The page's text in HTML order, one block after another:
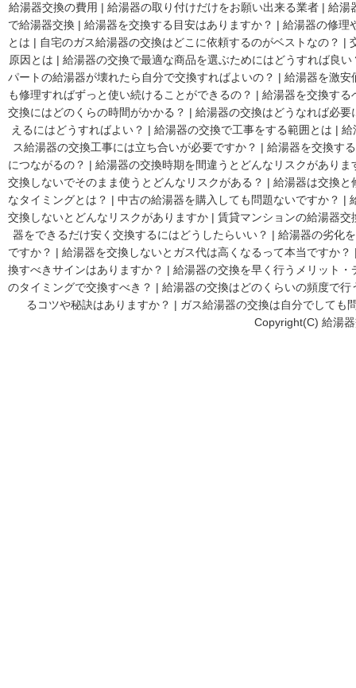
給湯器交換の費用 | 給湯器の取り付けだけをお願い出来る業者 | 給湯
で給湯器交換 | 給湯器を交換する目安はありますか？ | 給湯器の修理
とは | 自宅のガス給湯器の交換はどこに依頼するのがベストなの？ |
原因とは | 給湯器の交換で最適な商品を選ぶためにはどうすれば良い
パートの給湯器が壊れたら自分で交換すればよいの？ | 給湯器を激安
も修理すればずっと使い続けることができるの？ | 給湯器を交換する
交換にはどのくらの時間がかかる？ | 給湯器の交換はどうなれば必要
えるにはどうすればよい？ | 給湯器の交換で工事をする範囲とは | 給
ス給湯器の交換工事には立ち合いが必要ですか？ | 給湯器を交換す
につながるの？ | 給湯器の交換時期を間違うとどんなリスクがありま
交換しないでそのまま使うとどんなリスクがある？ | 給湯器は交換と
なタイミングとは？ | 中古の給湯器を購入しても問題ないですか？ |
交換しないとどんなリスクがありますか | 賃貸マンションの給湯器
器をできるだけ安く交換するにはどうしたらいい？ | 給湯器の劣化
ですか？ | 給湯器を交換しないとガス代は高くなるって本当ですか？
換すべきサインはありますか？ | 給湯器の交換を早く行うメリット・
のタイミングで交換すべき？ | 給湯器の交換はどのくらいの頻度で行
るコツや秘訣はありますか？ | ガス給湯器の交換は自分でしても
Copyright(C) 給湯